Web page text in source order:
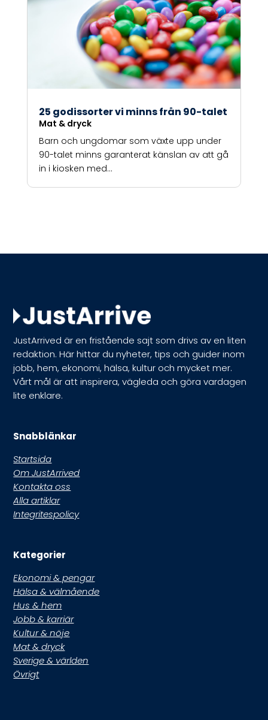
25 godissorter vi minns från 90-talet
Mat & dryck
Barn och ungdomar som växte upp under
90-talet minns garanterat känslan av att gå
in i kiosken med...
JustArrived är en fristående sajt som drivs av en liten
redaktion. Här hittar du nyheter, tips och guider inom
jobb, hem, ekonomi, hälsa, kultur och mycket mer.
Vårt mål är att inspirera, vägleda och göra vardagen
lite enklare.
Snabblänkar
Startsida
Om JustArrived
Kontakta oss
Alla artiklar
Integritespolicy
Kategorier
Ekonomi & pengar
Hälsa & välmående
Hus & hem
Jobb & karriär
Kultur & nöje
Mat & dryck
Sverige & världen
Övrigt